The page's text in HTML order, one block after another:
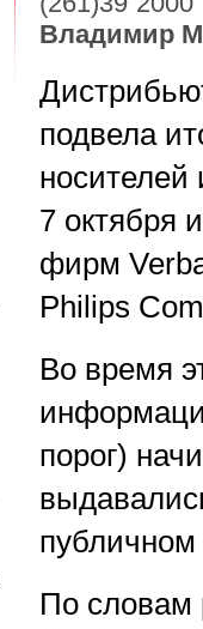
Владимир
подвела
носителей
7 октября
фирм
Philips
Во время
порог)
По словам